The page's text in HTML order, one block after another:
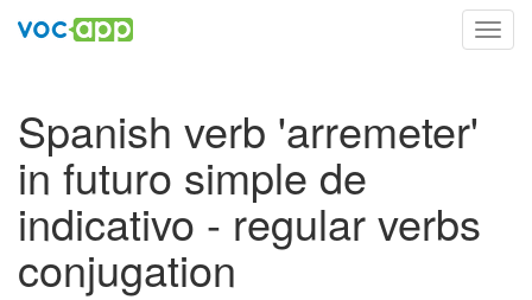
Spanish verb 'arremeter'
in futuro simple de
indicativo - regular verbs
conjugation